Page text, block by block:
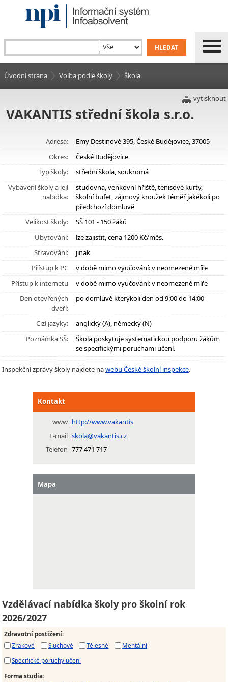
Úvodní strana Volba podle školy Škola
vytisknout
VAKANTIS střední škola s.r.o.
Adresa:
Emy Destinové 395, České Budějovice, 37005
Okres:
České Budějovice
Typ školy:
střední škola, soukromá
Vybavení školy a její
nabídka:
studovna, venkovní hřiště, tenisové kurty,
školní bufet, zájmový kroužek téměř jakékoli po
předchozí domluvě
Velikost školy:
SŠ 101 - 150 žáků
Ubytování:
lze zajistit, cena 1200 Kč/měs.
Stravování:
jinak
Přístup k PC
v době mimo vyučování: v neomezené míře
Přístup k internetu
v době mimo vyučování: v neomezené míře
Den otevřených
dveří:
po domluvě kterýkoli den od 9:00 do 14:00
Cizí jazyky:
anglický (A), německý (N)
Poznámka SŠ:
Škola poskytuje systematickou podporu žákům
se specifickými poruchami učení.
Inspekční zprávy školy najdete nawebu České školní inspekce.
Kontakt
www http://www.vakantis
E-mail skola@vakantis.cz
Telefon 777 471 717
Mapa
Vzdělávací nabídka školy pro školní rok
2026/2027
Zdravotní postižení:
Zrakové
Sluchové Tělesné
Mentální
Specifické poruchy učení
Forma studia: